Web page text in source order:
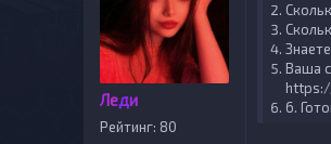
Леди
Рейтинг: 80
Ваша
6.